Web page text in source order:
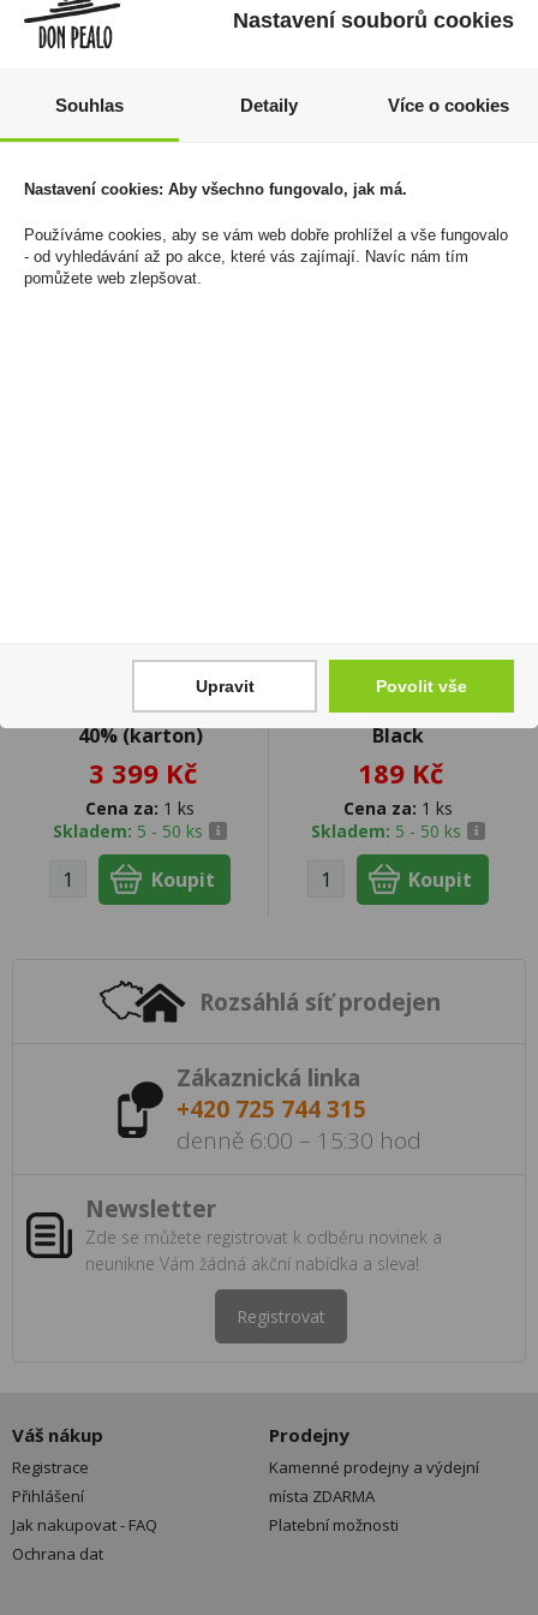
Rudolf Braun Belgická
čokoláda 100g
89 Kč
Cena za:1 ks
Skladem:100 - 500 ks
(dárkové balení 1
1 049 Kč
Ron La Cruz 1992 0,7l
40% (karton)
3 399 Kč
Cena za: 1 ks
Skladem: 5 - 50 ks
Plnička dutinek P&S
Black
189 Kč
Cena za: 1 ks
Skladem: 5 - 50 ks
Rozsáhlá síť prodejen
Zákaznická linka
+420 725 744 315
denně 6:00 – 15:30 hod
Newsletter
Zde se můžete registrovat k odběru novinek a
neunikne Vám žádná akční nabídka a sleva!
Registrovat
Váš nákup
Registrace
Přihlášení
Jak nakupovat - FAQ
Ochrana dat
Prodejny
Kamenné prodejny a výdejní
místa ZDARMA
Platební možnosti
Nastavení souborů cookies
Souhlas Detaily Více o cookies
Nastavení cookies: Aby všechno fungovalo, jak má.
Používáme cookies, aby se vám web dobře prohlížel a vše fungovalo
- od vyhledávání až po akce, které vás zajímají. Navíc nám tím
pomůžete web zlepšovat.
Upravit Povolit vše